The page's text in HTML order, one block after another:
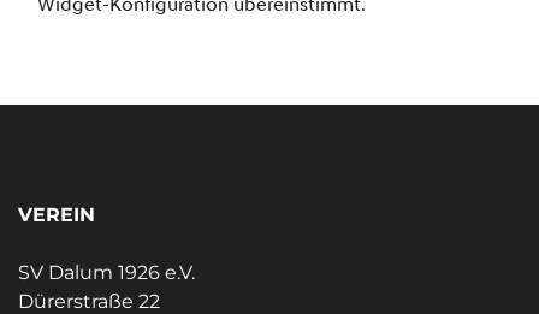
VEREIN
SV Dalum 1926 e.V.
Dürerstraße 22